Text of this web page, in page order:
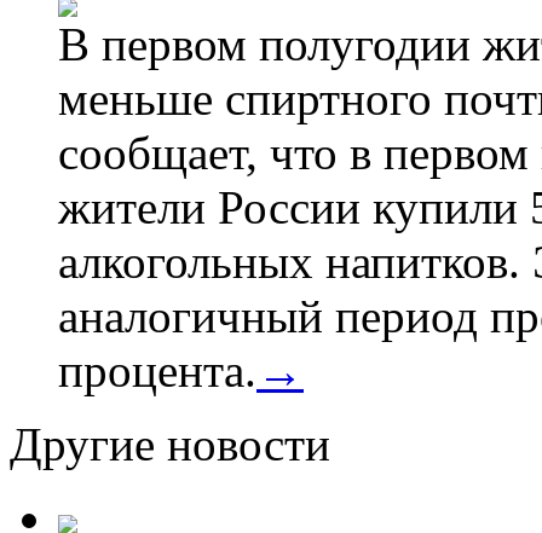
В первом полугодии
меньше спиртного
сообщает, что в
жители России купили
алкогольных
аналогичный период
процента. →
Другие новости